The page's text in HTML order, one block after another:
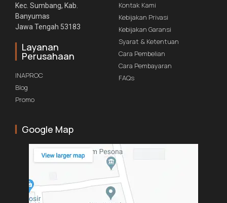
Kec. Sumbang, Kab.
Banyumas
Jawa Tengah 53183
Layanan
Perusahaan
INAPROC
Blog
Promo
Kontak Kami
Kebijakan Privasi
Kebijakan Garansi
Syarat & Ketentuan
Cara Pembelian
Cara Pembayaran
FAQs
Google Map